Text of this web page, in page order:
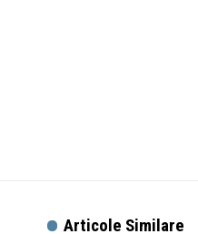
Articole Similare